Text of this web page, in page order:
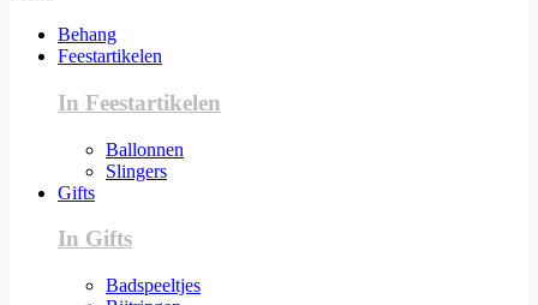
Behang
Feestartikelen
In Feestartikelen
Ballonnen
Slingers
Gifts
In Gifts
Badspeeltjes